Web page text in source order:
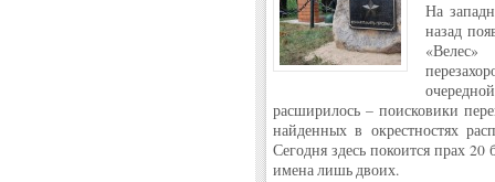
На
назад
расширилось – поисковики
найденных в окрестностях
Сегодня здесь покоится прах
имена лишь двоих.